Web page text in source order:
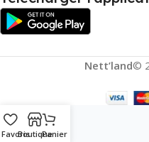
Nett’land©
FavorisBoutiquePanier